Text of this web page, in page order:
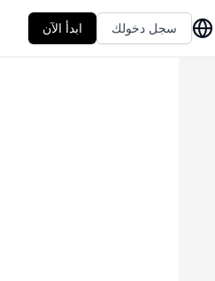
سجل دخولك ابدأ الآن